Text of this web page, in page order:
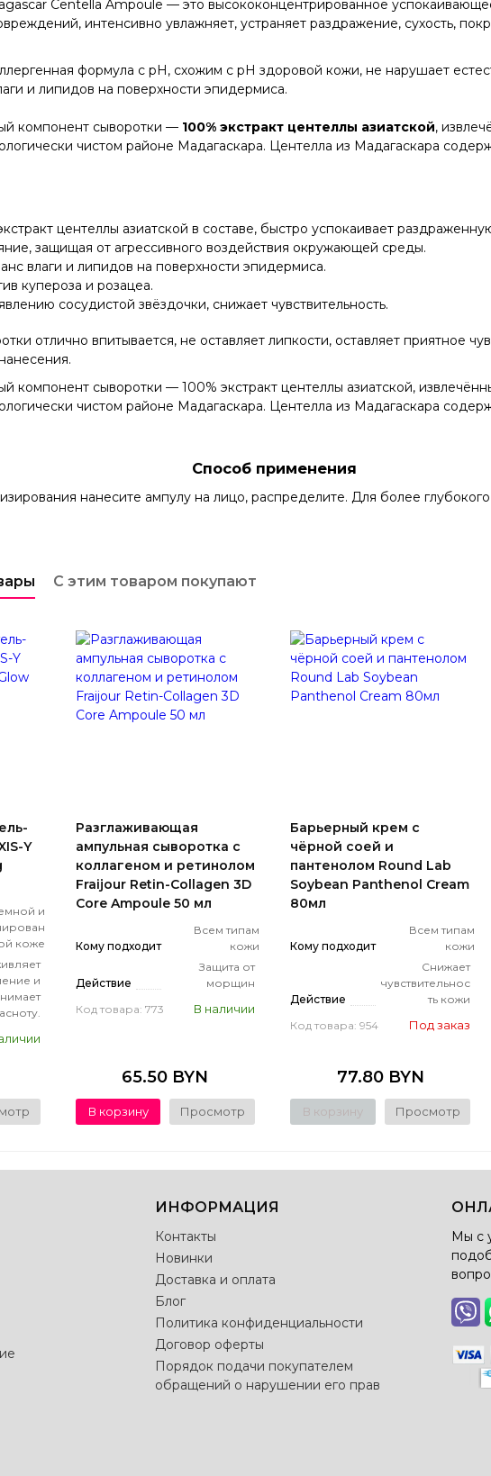
Centella Ampoule — это высококонцентрированное
интенсивно увлажняет, устраняет раздражение, сухость,
формула с pH, схожим с pH здоровой кожи, не нарушает
и липидов на поверхности эпидермиса.
компонент сыворотки — 100% экстракт центеллы азиатской,
чистом районе Мадагаскара. Центелла из Мадагаскара
центеллы азиатской в составе, быстро успокаивает
защищая от агрессивного воздействия окружающей среды.
влаги и липидов на поверхности эпидермиса.
купероза и розацеа.
сосудистой звёздочки, снижает чувствительность.
отлично впитывается, не оставляет липкости, оставляет приятное
компонент сыворотки — 100% экстракт центеллы азиатской,
чистом районе Мадагаскара. Центелла из Мадагаскара
Способ применения
нанесите ампулу на лицо, распределите. Для более
С этим товаром покупают
Y
и
коже
и
Разглаживающая
ампульная сыворотка с
коллагеном и ретинолом
Fraijour Retin-Collagen 3D
Core Ampoule 50 мл
Кому подходит
Всем типам
кожи
Действие
Защита от
морщин
Код товара: 773
В наличии
65.50 BYN
В корзину Просмотр
Барьерный крем с
чёрной соей и
пантенолом Round Lab
Soybean Panthenol Cream
80мл
Кому подходит
Всем типам
кожи
Действие
Снижает
чувствительнос
ть кожи
Код товара: 954
Под заказ
77.80 BYN
В корзину Просмотр
ИНФОРМАЦИЯ
Контакты
Новинки
Доставка и оплата
Блог
Политика конфиденциальности
Договор оферты
Порядок подачи покупателем
обращений о нарушении его прав
Мы с